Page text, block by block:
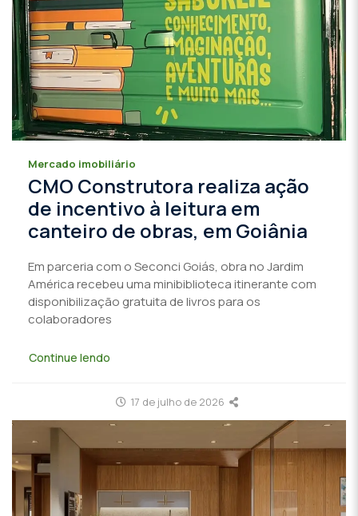
Mercado imobiliário
CMO Construtora realiza ação
de incentivo à leitura em
canteiro de obras, em Goiânia
Em parceria com o Seconci Goiás, obra no Jardim
América recebeu uma minibiblioteca itinerante com
disponibilização gratuita de livros para os
colaboradores
Continue lendo
17 de julho de 2026